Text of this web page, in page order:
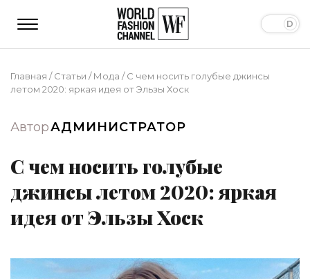
Главная /Статьи /Мода /С чем носить голубые джинсы
летом 2020: яркая идея от Эльзы Хоск
АвторАДМИНИСТРАТОР
С чем носить голубые
джинсы летом 2020: яркая
идея от Эльзы Хоск